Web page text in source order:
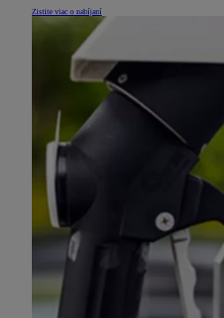
Zistite viac o nabíjaní